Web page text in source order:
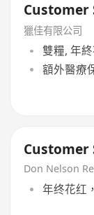
Customer
獵佳有限公司
雙糧, 年
額外醫療
Customer
Don Nelson
年终花红